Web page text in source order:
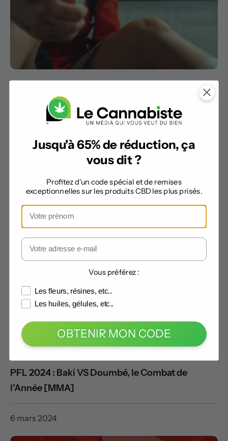
Quand les athlètes misent sur le CBD pour mieux
dormir et moins souffrir
PFL 2024 : Baki VS Doumbé, le Combat de
l’Année [MMA]
6 mars 2024
Jusqu'à 65% de réduction, ça
vous dit ?
Profitez d'un code spécial et de remises
exceptionnelles sur les produits CBD les plus prisés.
Vous préférez :
Les fleurs, résines, etc..
Les huiles, gélules, etc..
OBTENIR MON CODE